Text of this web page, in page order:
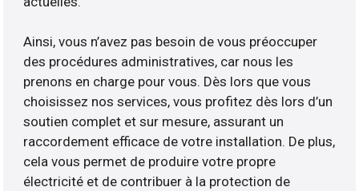
Ainsi, vous n’avez pas besoin de vous préoccuper
des procédures administratives, car nous les
prenons en charge pour vous. Dès lors que vous
choisissez nos services, vous profitez dès lors d’un
soutien complet et sur mesure, assurant un
raccordement efficace de votre installation. De plus,
cela vous permet de produire votre propre
électricité et de contribuer à la protection de